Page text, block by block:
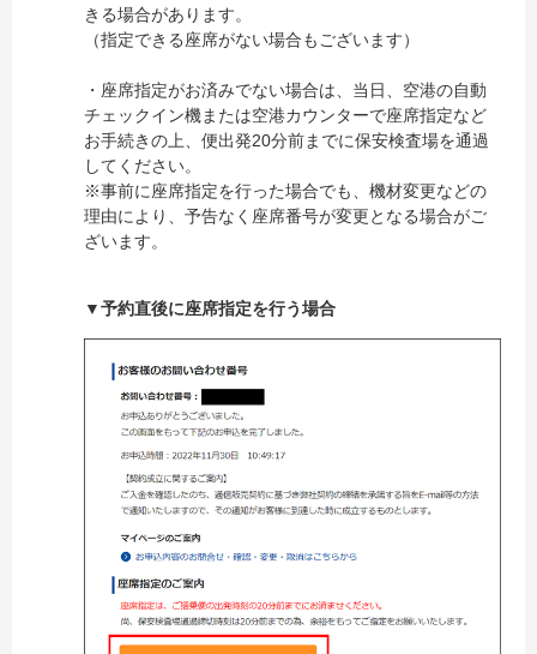
きる場合があります。
（指定できる座席がない場合もございます）
・座席指定がお済みでない場合は、当日、空港の自動
チェックイン機または空港カウンターで座席指定など
お手続きの上、便出発20分前までに保安検査場を通過
してください。
※事前に座席指定を行った場合でも、機材変更などの
理由により、予告なく座席番号が変更となる場合がご
ざいます。
▼予約直後に座席指定を行う場合